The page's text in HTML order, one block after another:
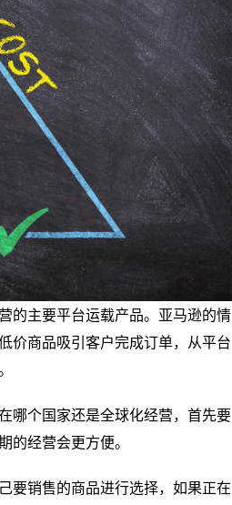
的主要平台运载产品。亚马逊的情
价商品吸引客户完成订单，从平台
哪个国家还是全球化经营，首先要
经营会更方便。
要销售的商品进行选择，如果正在